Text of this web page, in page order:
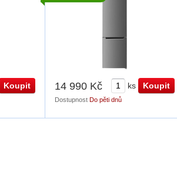
14 990 Kč ks
Dostupnost Do pěti dnů